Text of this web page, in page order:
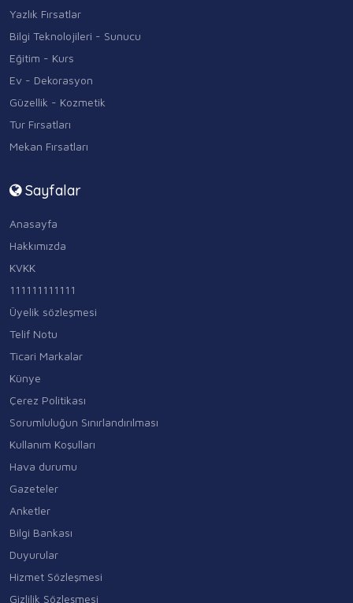
Yazlık Fırsatlar
Bilgi Teknolojileri - Sunucu
Eğitim - Kurs
Ev - Dekorasyon
Güzellik - Kozmetik
Tur Fırsatları
Mekan Fırsatları
Sayfalar
Anasayfa
Hakkımızda
KVKK
111111111111
Üyelik sözleşmesi
Telif Notu
Ticari Markalar
Künye
Çerez Politikası
Sorumluluğun Sınırlandırılması
Kullanım Koşulları
Hava durumu
Gazeteler
Anketler
Bilgi Bankası
Duyurular
Hizmet Sözleşmesi
Gizlilik Sözleşmesi